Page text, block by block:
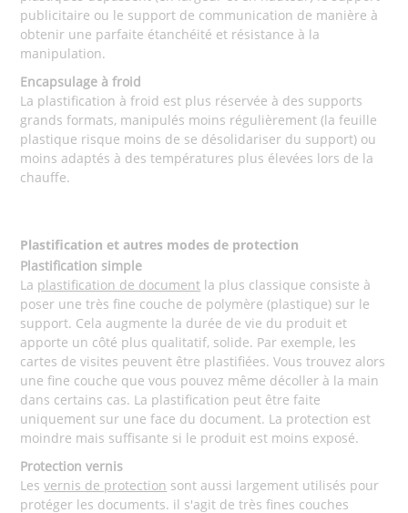
publicitaire ou le support de communication de manière à
obtenir une parfaite étanchéité et résistance à la
manipulation.
Encapsulage à froid
La plastification à froid est plus réservée à des supports
grands formats, manipulés moins régulièrement (la feuille
plastique risque moins de se désolidariser du support) ou
moins adaptés à des températures plus élevées lors de la
chauffe.
Plastification et autres modes de protection
Plastification simple
La plastification de document la plus classique consiste à
poser une très fine couche de polymère (plastique) sur le
support. Cela augmente la durée de vie du produit et
apporte un côté plus qualitatif, solide. Par exemple, les
cartes de visites peuvent être plastifiées. Vous trouvez alors
une fine couche que vous pouvez même décoller à la main
dans certains cas. La plastification peut être faite
uniquement sur une face du document. La protection est
moindre mais suffisante si le produit est moins exposé.
Protection vernis
Lesvernis de protection sont aussi largement utilisés pour
protéger les documents. il s'agit de très fines couches